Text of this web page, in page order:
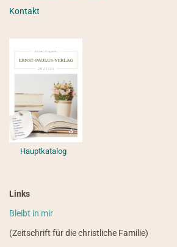
Kontakt
Hauptkatalog
Links
Bleibt in mir
(Zeitschrift für die christliche Familie)